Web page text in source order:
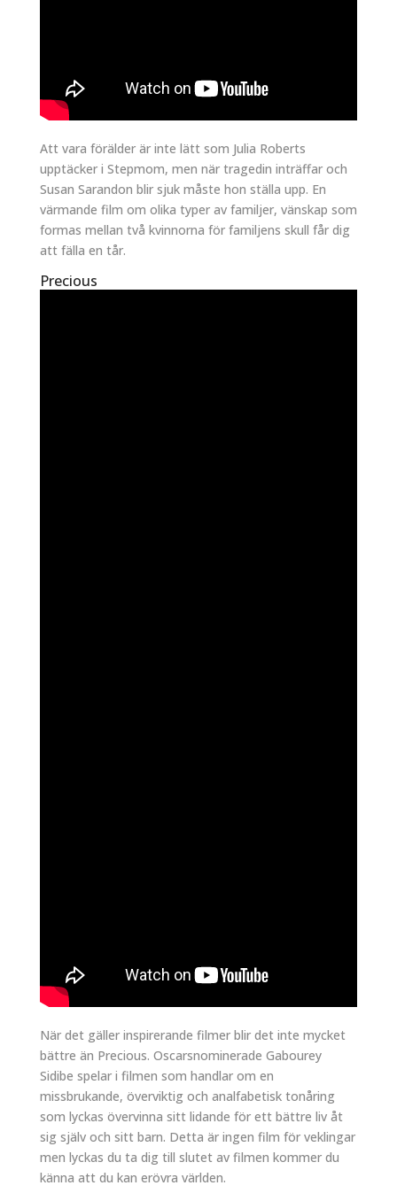
Att vara förälder är inte lätt som Julia Roberts
upptäcker i Stepmom, men när tragedin inträffar och
Susan Sarandon blir sjuk måste hon ställa upp. En
värmande film om olika typer av familjer, vänskap som
formas mellan två kvinnorna för familjens skull får dig
att fälla en tår.
Precious
När det gäller inspirerande filmer blir det inte mycket
bättre än Precious. Oscarsnominerade Gabourey
Sidibe spelar i filmen som handlar om en
missbrukande, överviktig och analfabetisk tonåring
som lyckas övervinna sitt lidande för ett bättre liv åt
sig själv och sitt barn. Detta är ingen film för veklingar
men lyckas du ta dig till slutet av filmen kommer du
känna att du kan erövra världen.